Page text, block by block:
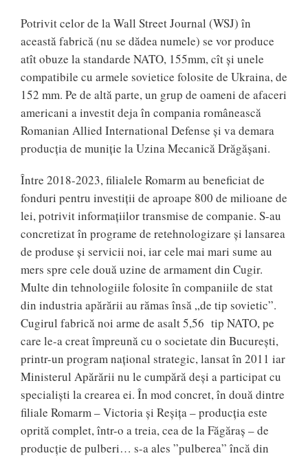
Potrivit celor de la Wall Street Journal (WSJ) în
această fabrică (nu se dădea numele) se vor produce
atît obuze la standarde NATO, 155mm, cît și unele
compatibile cu armele sovietice folosite de Ukraina, de
152 mm. Pe de altă parte, un grup de oameni de afaceri
americani a investit deja în compania românească
Romanian Allied International Defense și va demara
producția de muniție la Uzina Mecanică Drăgășani.
Între 2018-2023, filialele Romarm au beneficiat de
fonduri pentru investiții de aproape 800 de milioane de
lei, potrivit informațiilor transmise de companie. S-au
concretizat în programe de retehnologizare și lansarea
de produse și servicii noi, iar cele mai mari sume au
mers spre cele două uzine de armament din Cugir.
Multe din tehnologiile folosite în companiile de stat
din industria apărării au rămas însă „de tip sovietic”.
Cugirul fabrică noi arme de asalt 5,56 tip NATO, pe
care le-a creat împreună cu o societate din București,
printr-un program național strategic, lansat în 2011 iar
Ministerul Apărării nu le cumpără deși a participat cu
specialiști la crearea ei. În mod concret, în două dintre
filiale Romarm – Victoria și Reșița – producția este
oprită complet, într-o a treia, cea de la Făgăraș – de
producție de pulberi… s-a ales ”pulberea” încă din